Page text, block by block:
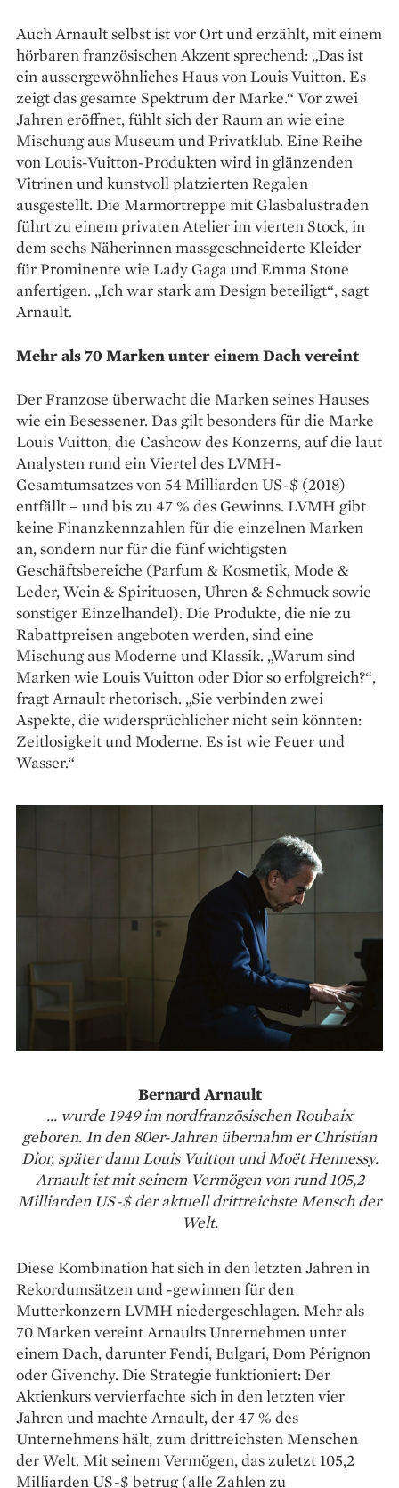
Auch Arnault selbst ist vor Ort und erzählt, mit einem
hörbaren französischen Akzent sprechend: „Das ist
ein aussergewöhnliches Haus von Louis Vuitton. Es
zeigt das gesamte Spektrum der Marke.“ Vor zwei
Jahren eröffnet, fühlt sich der Raum an wie eine
Mischung aus Museum und Privatklub. Eine Reihe
von Louis-Vuitton-Produkten wird in glänzenden
Vitrinen und kunstvoll platzierten Regalen
ausgestellt. Die Marmortreppe mit Glasbalustraden
führt zu einem privaten Atelier im vierten Stock, in
dem sechs Näherinnen massgeschneiderte Kleider
für Prominente wie Lady Gaga und Emma Stone
anfertigen. „Ich war stark am Design beteiligt“, sagt
Arnault.
Mehr als 70 Marken unter einem Dach vereint
Der Franzose überwacht die Marken seines Hauses
wie ein Besessener. Das gilt besonders für die Marke
Louis Vuitton, die Cashcow des Konzerns, auf die laut
Analysten rund ein Viertel des LVMH-
Gesamtumsatzes von 54 Milliarden US-$ (2018)
entfällt – und bis zu 47 % des Gewinns. LVMH gibt
keine Finanzkennzahlen für die einzelnen Marken
an, sondern nur für die fünf wichtigsten
Geschäftsbereiche (Parfum & ­Kosmetik, Mode &
Leder, Wein & Spirituosen, Uhren & Schmuck sowie
sonstiger Einzelhandel). Die Produkte, die nie zu
Rabattpreisen angeboten werden, sind eine
Mischung aus Moderne und Klassik. „Warum sind
Marken wie Louis Vuitton oder Dior so erfolgreich?“,
fragt Arnault rhetorisch. „Sie verbinden zwei
Aspekte, die widersprüchlicher nicht sein könnten:
Zeitlosigkeit und Moderne. Es ist wie Feuer und
Wasser.“
Bernard Arnault
... wurde 1949 im nordfranzösischen Roubaix
geboren. In den 80er-Jahren übernahm er Christian
Dior, später dann Louis Vuitton und Moët Hennessy.
Arnault ist mit seinem Vermögen von rund 105,2
Milliarden US-$ der aktuell drittreichsteMensch der
Welt.
Diese Kombination hat sich in den letzten Jahren in
Rekordumsätzen und -gewinnen für den
Mutterkonzern LVMH niedergeschlagen. Mehr als
70 Marken vereint Arnaults Unternehmen unter
einem Dach, darunter Fendi, Bulgari, Dom Pérignon
oder Givenchy. Die Strategie funktioniert: Der
Aktienkurs vervierfachte sich in den letzten vier
Jahren und machte Arnault, der 47 % des
Unternehmens hält, zum drittreichsten Menschen
der Welt. Mit seinem Vermögen, das zuletzt 105,2
Milliarden US-$ betrug (alle Zahlen zu